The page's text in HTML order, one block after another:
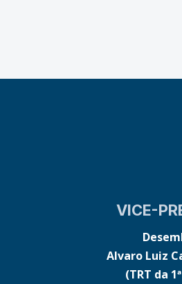
VICE-
Alvaro Luiz
(TRT da